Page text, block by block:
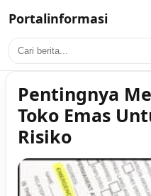
Portalinformasi
Pentingnya
Toko Emas
Risiko